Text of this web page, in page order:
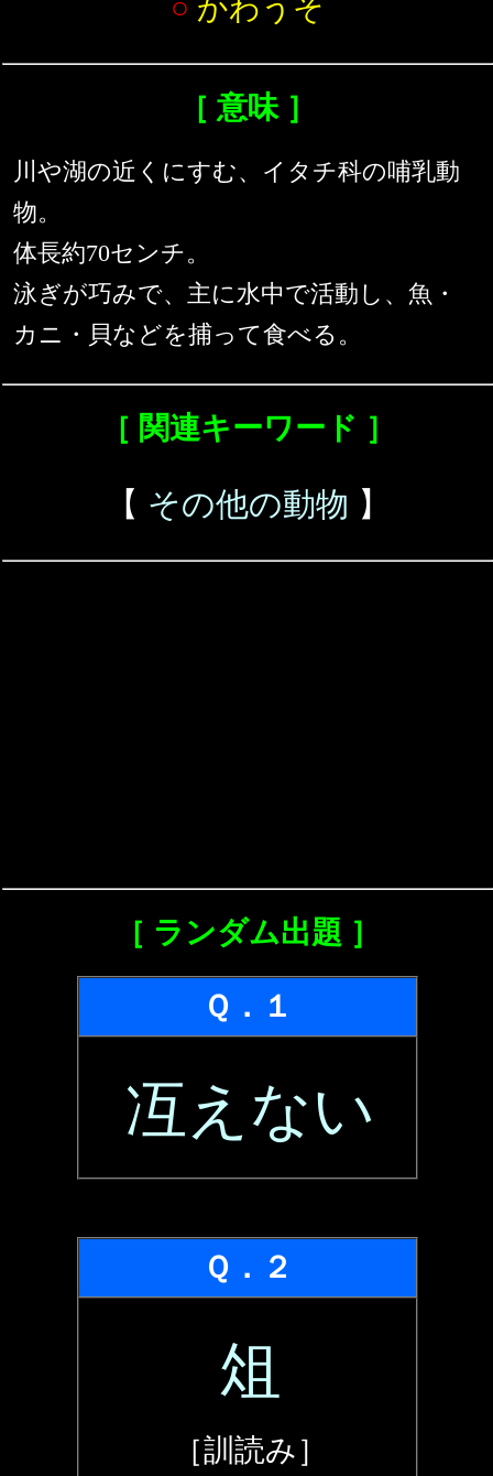
○ かわうそ
［ 意味 ］
川や湖の近くにすむ、イタチ科の哺乳動
物。
体長約70センチ。
泳ぎが巧みで、主に水中で活動し、魚・
カニ・貝などを捕って食べる。
［ 関連キーワード ］
【 その他の動物 】
［ ランダム出題 ］
Ｑ．１
冱えない
Ｑ．２
俎
［訓読み］